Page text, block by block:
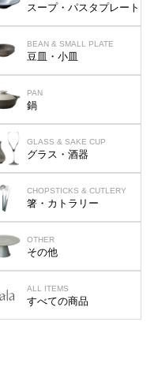
スープ・パスタプレート
BEAN & SMALL PLATE
豆皿・小皿
PAN
鍋
GLASS & SAKE CUP
グラス・酒器
CHOPSTICKS & CUTLERY
箸・カトラリー
OTHER
その他
ALL ITEMS
すべての商品